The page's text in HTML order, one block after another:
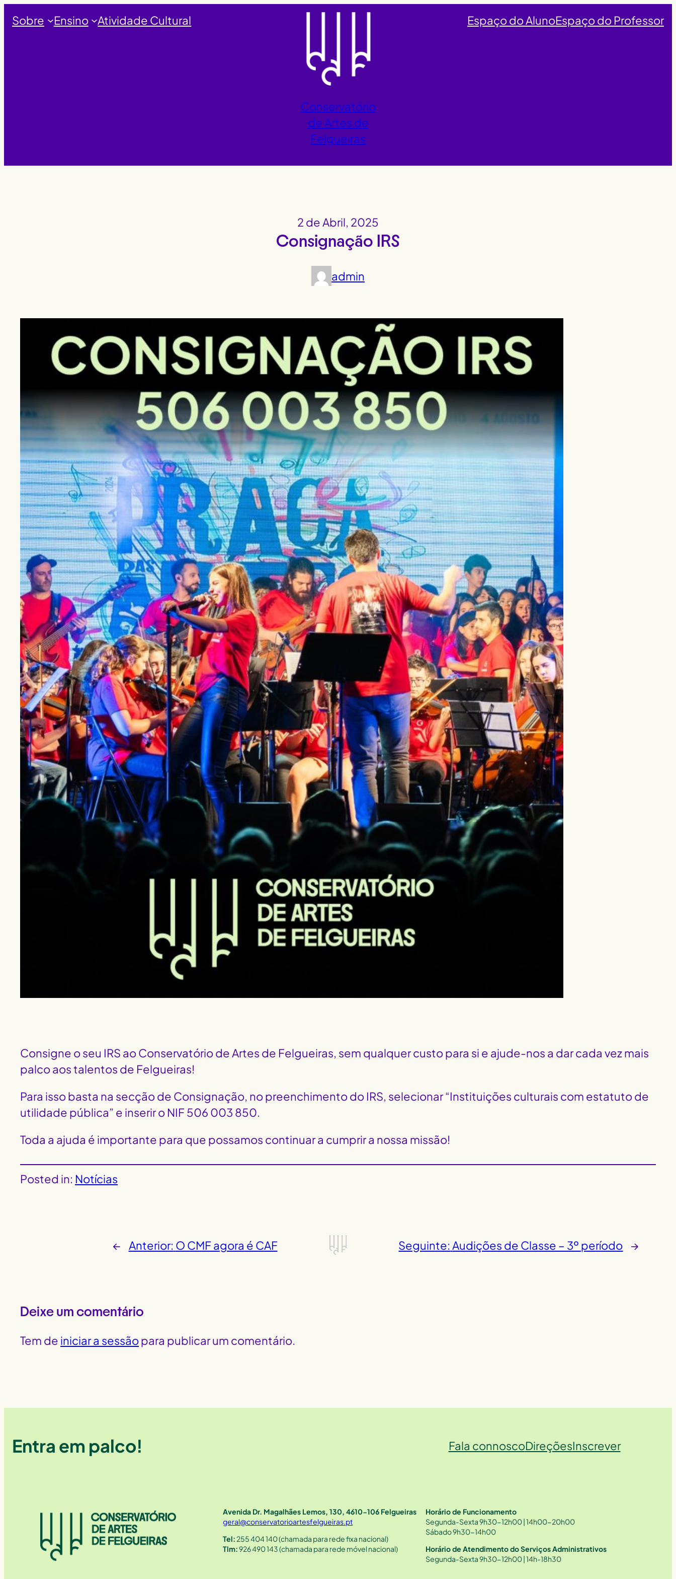
para
Sobre Ensino Atividade Cultural
Conservatório
de Artes de
Felgueiras
Espaço do AlunoEspaço do Professor
2 de Abril, 2025
Consignação IRS
admin
Consigne o seu IRS ao Conservatório de Artes de Felgueiras, sem qualquer custo para si e ajude-nos a dar cada vez mais
palco aos talentos de Felgueiras!
Para isso basta na secção de Consignação, no preenchimento do IRS, selecionar “Instituições culturais com estatuto de
utilidade pública” e inserir o NIF 506 003 850.
Toda a ajuda é importante para que possamos continuar a cumprir a nossa missão!
Posted in: Notícias
← Anterior: O CMF agora é CAF Seguinte: Audições de Classe – 3º período →
Deixe um comentário
Tem de iniciar a sessãopara publicar um comentário.
Entra em palco! Fala connoscoDireçõesInscrever
Avenida Dr. Magalhães Lemos, 130, 4610-106 Felgueiras
geral@conservatorioartesfelgueiras.pt
Tel: 255 404 140 (chamada para rede fixa nacional)
Tlm:926 490 143 (chamada para rede móvel nacional)
Horário de Funcionamento
Segunda-Sexta 9h30-12h00 | 14h00-20h00
Sábado 9h30-14h00
Horário de Atendimento do Serviços Administrativos
Segunda-Sexta 9h30-12h00 | 14h-18h30